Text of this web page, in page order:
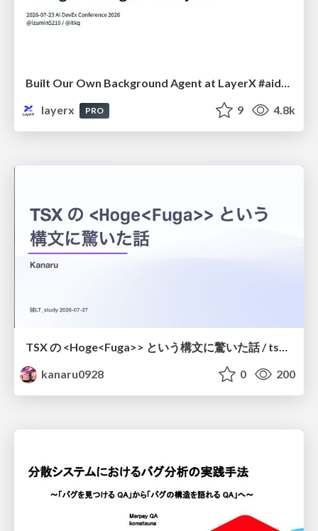
Built Our Own Background Agent at LayerX #aidevex_findy
layerx
PRO 9 4.8k
TSX の <Hoge<Fuga>> という構文に驚いた話 / tsx-type-argument-syntax
kanaru0928
0 200